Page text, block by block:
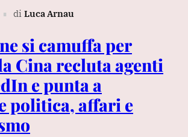
∎ di Luca Arnau
si camuffa per
Cina recluta agenti
e punta a
politica, affari e